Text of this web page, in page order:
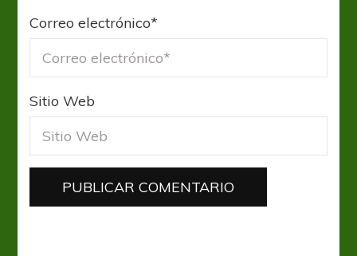
Correo electrónico*
Sitio Web